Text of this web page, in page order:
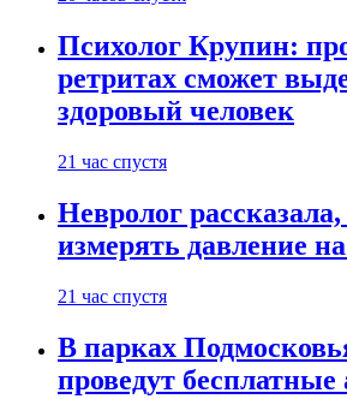
Психолог Крупин:
ретритах сможет
здоровый человек
21 час спустя
Невролог
измерять давление
21 час спустя
В парках
проведут